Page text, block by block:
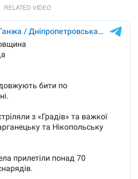
RELATED VIDEO